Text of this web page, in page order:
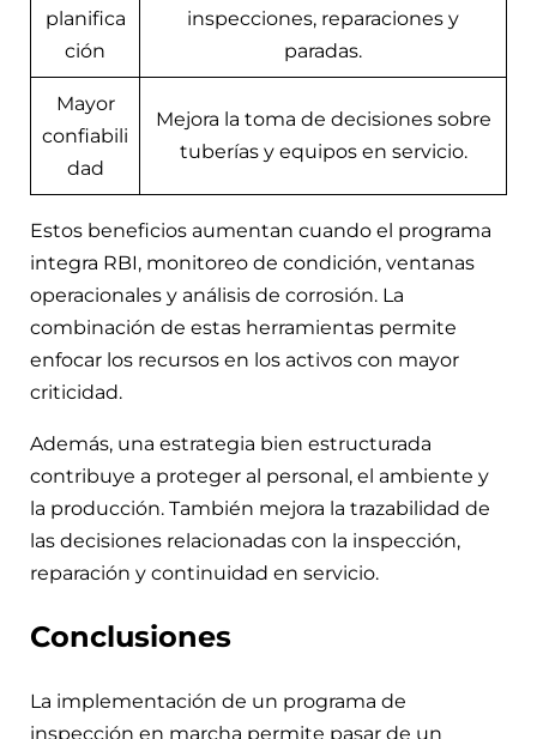
planifica
ción
inspecciones, reparaciones y
paradas.
Mayor
confiabili
dad
Mejora la toma de decisiones sobre
tuberías y equipos en servicio.
Estos beneficios aumentan cuando el programa
integra RBI, monitoreo de condición, ventanas
operacionales y análisis de corrosión. La
combinación de estas herramientas permite
enfocar los recursos en los activos con mayor
criticidad.
Además, una estrategia bien estructurada
contribuye a proteger al personal, el ambiente y
la producción. También mejora la trazabilidad de
las decisiones relacionadas con la inspección,
reparación y continuidad en servicio.
Conclusiones
La implementación de un programa de
inspección en marcha permite pasar de un